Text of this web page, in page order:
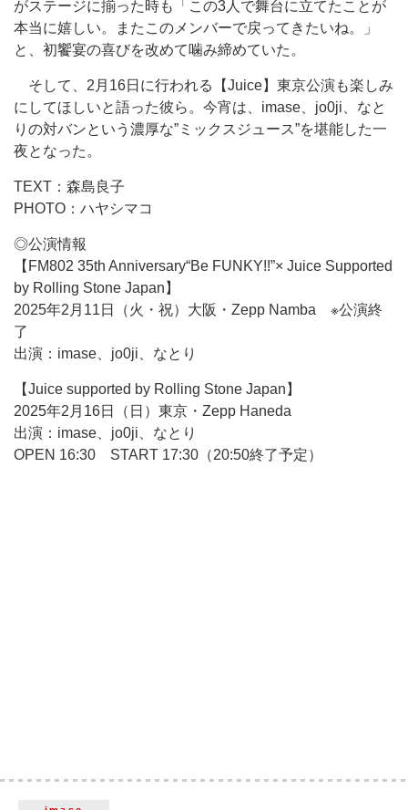
がステージに揃った時も「この3人で舞台に立てたことが
本当に嬉しい。またこのメンバーで戻ってきたいね。」
と、初饗宴の喜びを改めて噛み締めていた。
そして、2月16日に行われる【Juice】東京公演も楽しみ
にしてほしいと語った彼ら。今宵は、imase、jo0ji、なと
りの対バンという濃厚な”ミックスジュース”を堪能した一
夜となった。
TEXT：森島良子
PHOTO：ハヤシマコ
◎公演情報
【FM802 35th Anniversary“Be FUNKY!!”× Juice Supported
by Rolling Stone Japan】
2025年2月11日（火・祝）大阪・Zepp Namba ※公演終
了
出演：imase、jo0ji、なとり
【Juice supported by Rolling Stone Japan】
2025年2月16日（日）東京・Zepp Haneda
出演：imase、jo0ji、なとり
OPEN 16:30 START 17:30（20:50終了予定）